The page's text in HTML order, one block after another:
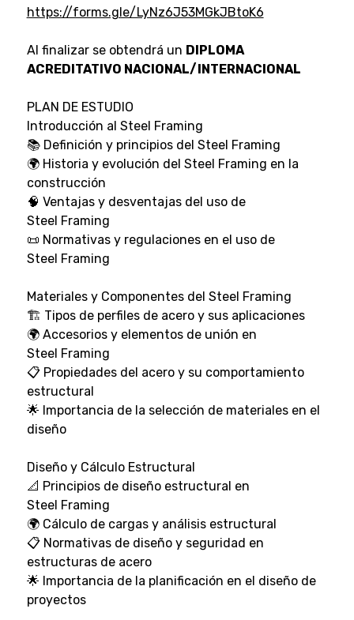
https://forms.gle/LyNz6J53MGkJBtoK6
Al finalizar se obtendrá un DIPLOMA
ACREDITATIVO NACIONAL/INTERNACIONAL
PLAN DE ESTUDIO
Introducción al Steel Framing
📚 Definición y principios del Steel Framing
🌍 Historia y evolución del Steel Framing en la
construcción
🧠 Ventajas y desventajas del uso de
Steel Framing
📜 Normativas y regulaciones en el uso de
Steel Framing
Materiales y Componentes del Steel Framing
🏗️ Tipos de perfiles de acero y sus aplicaciones
🌍 Accesorios y elementos de unión en
Steel Framing
📋 Propiedades del acero y su comportamiento
estructural
🌟 Importancia de la selección de materiales en el
diseño
Diseño y Cálculo Estructural
📐 Principios de diseño estructural en
Steel Framing
🌍 Cálculo de cargas y análisis estructural
📋 Normativas de diseño y seguridad en
estructuras de acero
🌟 Importancia de la planificación en el diseño de
proyectos